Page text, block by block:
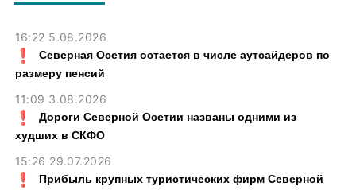
16:22 5.08.2026
Северная Осетия остается в числе аутсайдеров по
размеру пенсий
11:09 3.08.2026
Дороги Северной Осетии названы одними из
худших в СКФО
15:26 29.07.2026
Прибыль крупных туристических фирм Северной